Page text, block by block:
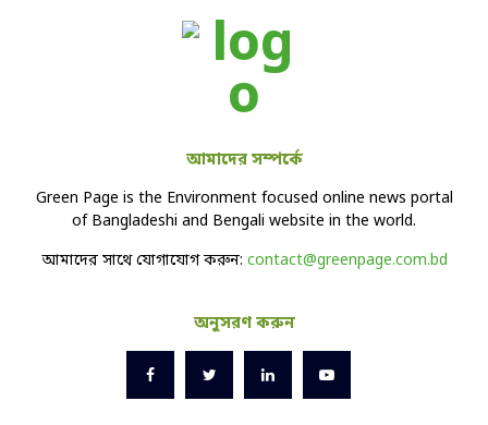
আমাদের সম্পর্কে
Green Page is the Environment focused online news portal
of Bangladeshi and Bengali website in the world.
আমাদের সাথে যোগাযোগ করুন: contact@greenpage.com.bd
অনুসরণ করুন